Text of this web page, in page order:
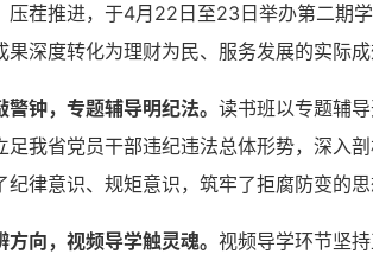
压茬推进，于4月22日至23日举办第二期
果深度转化为理财为民、服务发展的实际
警钟，专题辅导明纪法。 读书班以专题辅
足我省党员干部违纪违法总体形势，深入
纪律意识、规矩意识，筑牢了拒腐防变的
向，视频导学触灵魂。 视频导学环节坚